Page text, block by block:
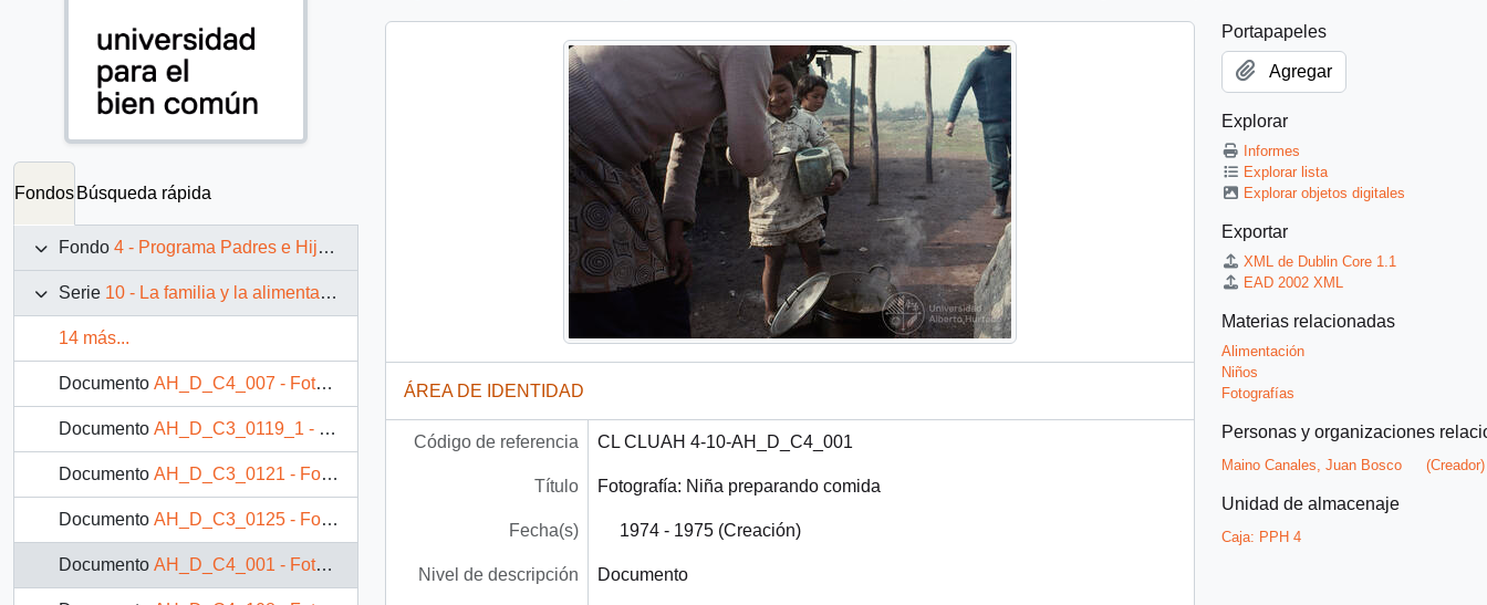
Fondos Búsqueda rápida
Fondo 4 - Programa Padres e Hijos: fotografías de Juan Maino
Serie 10 - La familia y la alimentación
14 más...
Documento AH_D_C4_007 - Fotografía: Madre amamantando
Documento AH_D_C3_0119_1 - Fotografía: Alimentando a niño
Documento AH_D_C3_0121 - Fotografía: La familia comiendo
Documento AH_D_C3_0125 - Fotografía: Niño comiendo pan
Documento AH_D_C4_001 - Fotografía: Niña preparando comida
ÁREA DE IDENTIDAD
Código de referencia CL CLUAH 4-10-AH_D_C4_001
Título Fotografía: Niña preparando comida
Fecha(s) 1974 - 1975 (Creación)
Nivel de descripción Documento
Portapapeles
Agregar
Explorar
Informes
Explorar lista
Explorar objetos digitales
Exportar
XML de Dublin Core 1.1
EAD 2002 XML
Materias relacionadas
Alimentación
Niños
Fotografías
Personas y organizaciones
Maino Canales, Juan Bosco (Creador)
Unidad de almacenaje
Caja: PPH 4